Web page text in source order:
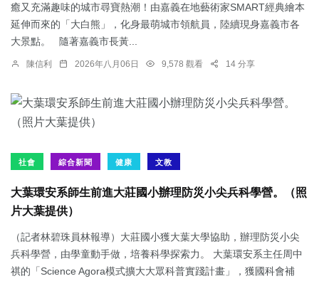
癒又充滿趣味的城市尋寶熱潮！由嘉義在地藝術家SMART經典繪本
延伸而來的「大白熊」，化身最萌城市領航員，陸續現身嘉義市各
大景點。 隨著嘉義市長黃...
陳信利 2026年八月06日 9,578 觀看 14 分享
社會 綜合新聞 健康 文教
大葉環安系師生前進大莊國小辦理防災小尖兵科學營。（照
片大葉提供）
（記者林碧珠員林報導）大莊國小獲大葉大學協助，辦理防災小尖
兵科學營，由學童動手做，培養科學探索力。 大葉環安系主任周中
祺的「Science Agora模式擴大大眾科普實踐計畫」，獲國科會補